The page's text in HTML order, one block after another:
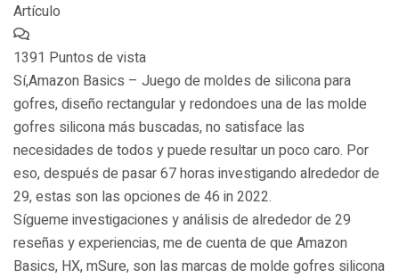
Artículo
1391 Puntos de vista
Sí,Amazon Basics – Juego de moldes de silicona para
gofres, diseño rectangular y redondoes una de las molde
gofres silicona más buscadas, no satisface las
necesidades de todos y puede resultar un poco caro. Por
eso, después de pasar 67 horas investigando alrededor de
29, estas son las opciones de 46 in 2022.
Sígueme investigaciones y análisis de alrededor de 29
reseñas y experiencias, me de cuenta de que Amazon
Basics, HX, mSure, son las marcas de molde gofres silicona